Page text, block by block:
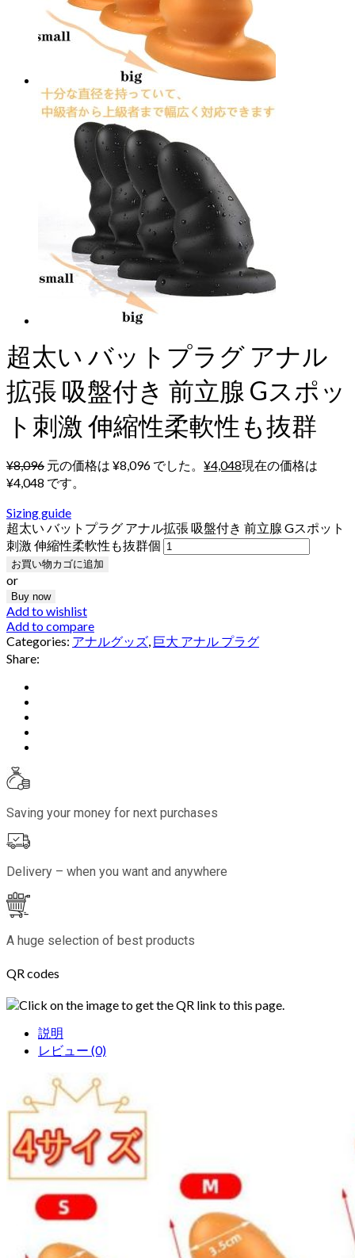
超太い バットプラグ アナル
拡張 吸盤付き 前立腺 Gスポッ
ト刺激 伸縮性柔軟性も抜群
¥8,096 元の価格は ¥8,096 でした。 ¥4,048現在の価格は
¥4,048 です。
Sizing guide
超太い バットプラグ アナル拡張 吸盤付き 前立腺 Gスポット
刺激 伸縮性柔軟性も抜群個
お買い物カゴに追加
or
Buy now
Add to wishlist
Add to compare
Categories: アナルグッズ, 巨大 アナル プラグ
Share:
Saving your money for next purchases
Delivery – when you want and anywhere
A huge selection of best products
QR codes
Click on the image to get the QR link to this page.
説明
レビュー (0)